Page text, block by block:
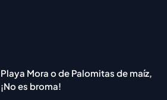
Playa Mora o de Palomitas de maíz,
¡No es broma!